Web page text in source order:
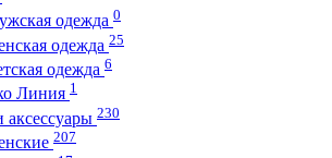
одежда 0
одежда 25
одежда 6
Линия 1
230
207